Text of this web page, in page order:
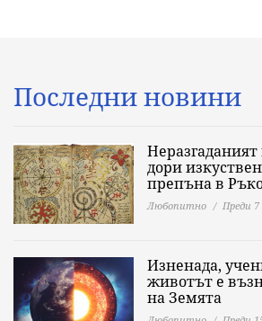
Последни новини
дори
препъна в
Любопитно Преди
Изненада,
животът е
на Земята